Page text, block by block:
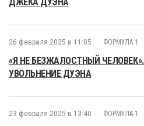
26 февраля 2025 в 11:05 ФОРМУЛА 1
«Я НЕ БЕЗЖАЛОСТНЫЙ
УВОЛЬНЕНИЕ ДУЭНА
23 февраля 2025 в 13:40 ФОРМУЛА 1